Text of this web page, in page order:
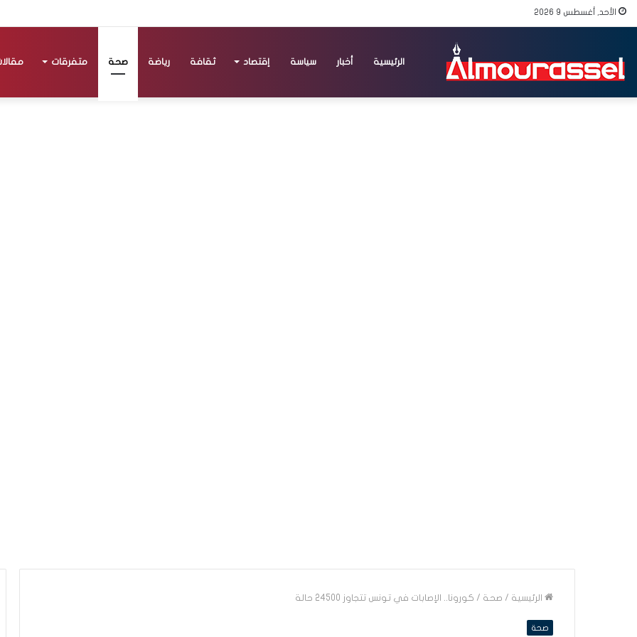
الأحد, أغسطس 9 2026
الرئيسية أخبار سياسة إقتصاد ثقافة رياضة صحة متفرقات
الرئيسية / صحة / كورونا.. الإصابات في تونس تتجاوز 24500 حالة
صحة